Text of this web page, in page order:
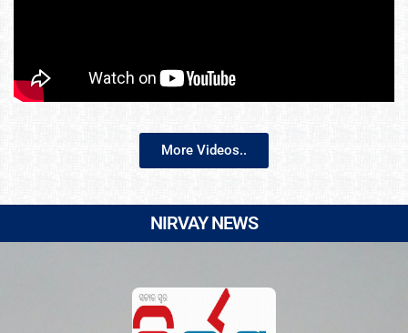
More Videos..
NIRVAY NEWS